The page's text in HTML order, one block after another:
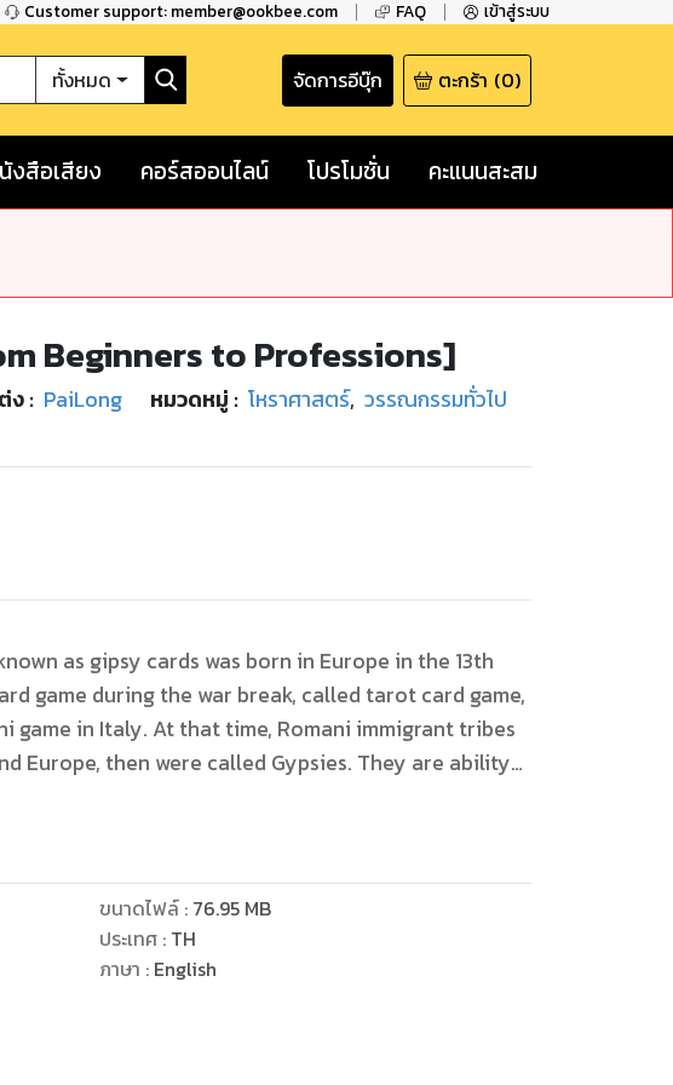
Customer support: member@ookbee.com FAQ เข้าสู่ระบบ
ทั้งหมด จัดการอีบุ๊ก ตะกร้า (0)
งสือเสียง คอร์สออนไลน์ โปรโมชั่น คะแนนสะสม
Beginners to Professions]
ง : PaiLong หมวดหมู่ : โหราศาสตร์, วรรณกรรมทั่วไป
as gipsy cards was born in Europe in the 13th
Romani immigrant tribes
Europe, then were called Gypsies. They are ability
the use of prophetic marbles, but when European
the results of which were so accurate that they
place where tarot cards are used to predict
the large set of cards or Major Arcana, because
broad meaning and is a more powerful meaning
ขนาดไฟล์: 76.95 MB
ประเทศ : TH
ภาษา : English